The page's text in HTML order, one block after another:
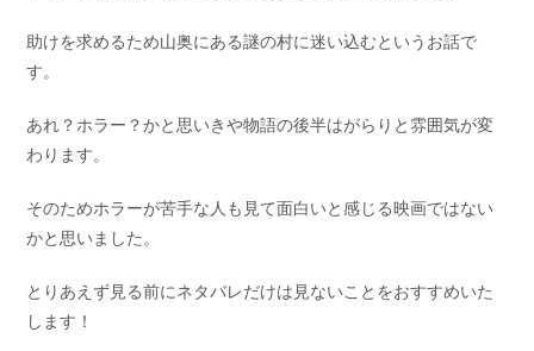
助けを求めるため山奥にある謎の村に迷い込むというお話で
す。
あれ？ホラー？かと思いきや物語の後半はがらりと雰囲気が変
わります。
そのためホラーが苦手な人も見て面白いと感じる映画ではない
かと思いました。
とりあえず見る前にネタバレだけは見ないことをおすすめいた
します！